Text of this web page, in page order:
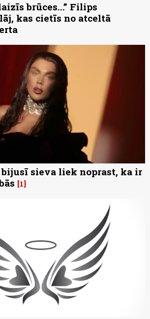
brūces...” Filips
kas cietīs no atceltā
sieva liek noprast, ka ir
1